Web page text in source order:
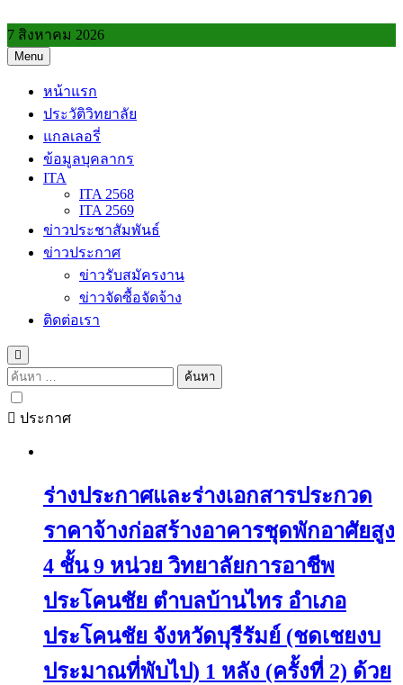
to
content
7 สิงหาคม 2026
Menu
หน้าแรก
ประวัติวิทยาลัย
แกลเลอรี่
ข้อมูลบุคลากร
ITA
ITA 2568
ITA 2569
ข่าวประชาสัมพันธ์
ข่าวประกาศ
ข่าวรับสมัครงาน
ข่าวจัดซื้อจัดจ้าง
ติดต่อเรา
ค้นหา
สำหรับ:
ประกาศ
ร่างประกาศและร่างเอกสารประกวด
ราคาจ้างก่อสร้างอาคารชุดพักอาศัยสูง
4 ชั้น 9 หน่วย วิทยาลัยการอาชีพ
ประโคนชัย ตำบลบ้านไทร อำเภอ
ประโคนชัย จังหวัดบุรีรัมย์ (ชดเชยงบ
ประมาณที่พับไป) 1 หลัง (ครั้งที่ 2) ด้วย